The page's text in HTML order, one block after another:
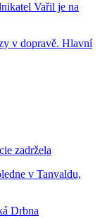
Vařil je na
v dopravě. Hlavní
zadržela
v Tanvaldu,
Drbna